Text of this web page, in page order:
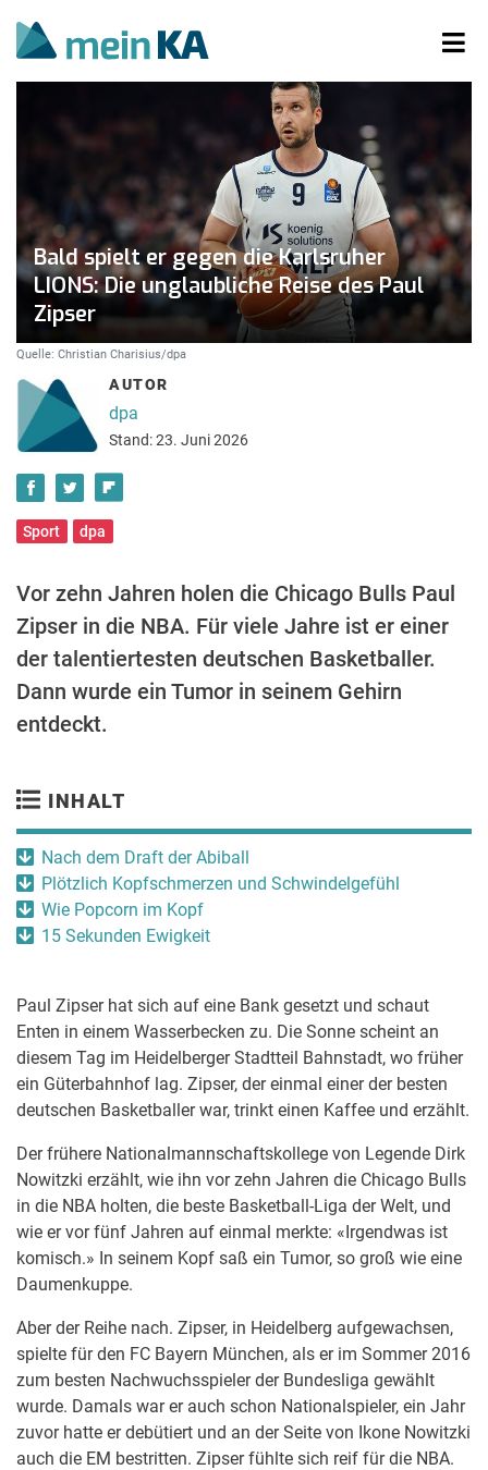
Bald spielt er gegen die Karlsruher
LIONS: Die unglaubliche Reise des Paul
Zipser
Quelle: Christian Charisius/dpa
AUTOR
dpa
Stand: 23. Juni 2026
Sport dpa
Vor zehn Jahren holen die Chicago Bulls Paul
Zipser in die NBA. Für viele Jahre ist er einer
der talentiertesten deutschen Basketballer.
Dann wurde ein Tumor in seinem Gehirn
entdeckt.
INHALT
Nach dem Draft der Abiball
Plötzlich Kopfschmerzen und Schwindelgefühl
Wie Popcorn im Kopf
15 Sekunden Ewigkeit
Paul Zipser hat sich auf eine Bank gesetzt und schaut
Enten in einem Wasserbecken zu. Die Sonne scheint an
diesem Tag im Heidelberger Stadtteil Bahnstadt, wo früher
ein Güterbahnhof lag. Zipser, der einmal einer der besten
deutschen Basketballer war, trinkt einen Kaffee und erzählt.
Der frühere Nationalmannschaftskollege von Legende Dirk
Nowitzki erzählt, wie ihn vor zehn Jahren die Chicago Bulls
in die NBA holten, die beste Basketball-Liga der Welt, und
wie er vor fünf Jahren auf einmal merkte: «Irgendwas ist
komisch.» In seinem Kopf saß ein Tumor, so groß wie eine
Daumenkuppe.
Aber der Reihe nach. Zipser, in Heidelberg aufgewachsen,
spielte für den FC Bayern München, als er im Sommer 2016
zum besten Nachwuchsspieler der Bundesliga gewählt
wurde. Damals war er auch schon Nationalspieler, ein Jahr
zuvor hatte er debütiert und an der Seite von Ikone Nowitzki
auch die EM bestritten. Zipser fühlte sich reif für die NBA.